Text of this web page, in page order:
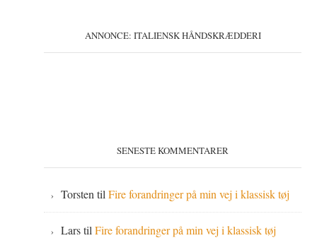
ANNONCE: ITALIENSK HÅNDSKRÆDDERI
SENESTE KOMMENTARER
Torsten tilFire forandringer på min vej i klassisk tøj
LarstilFire forandringer på min vej i klassisk tøj